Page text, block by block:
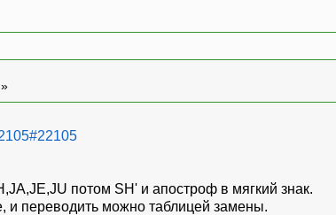
потом SH' и апостроф в мягкий знак.
и переводить можно таблицей замены.